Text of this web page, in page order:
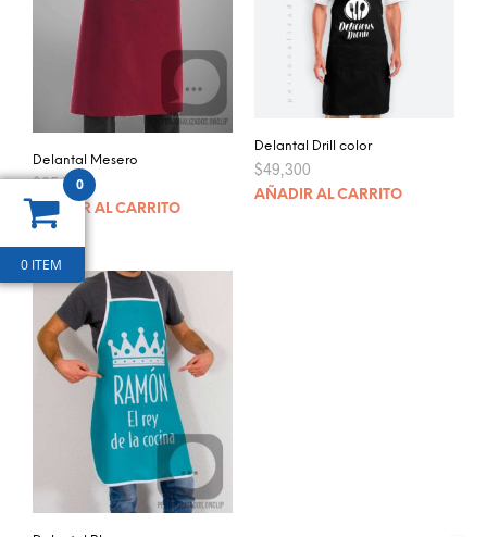
Delantal Mesero
$25,700
AÑADIR AL CARRITO
Delantal Drill color
$49,300
AÑADIR AL CARRITO
0
0 ITEM